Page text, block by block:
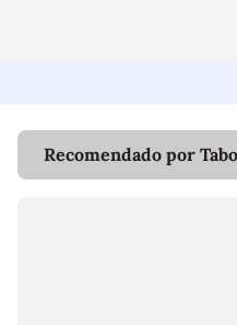
Recomendado por